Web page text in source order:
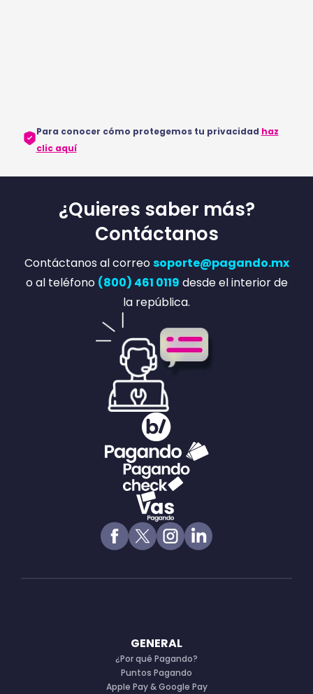
Para conocer cómo protegemos tu privacidad haz
clic aquí
¿Quieres saber más?
Contáctanos
Contáctanos al correo soporte@pagando.mx
o al teléfono (800) 461 0119 desde el interior de
la república.
GENERAL
¿Por qué Pagando?
Puntos Pagando
Apple Pay & Google Pay